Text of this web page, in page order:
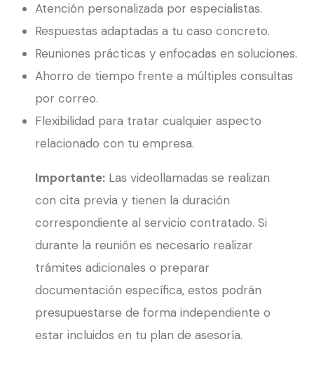
Atención personalizada por especialistas.
Respuestas adaptadas a tu caso concreto.
Reuniones prácticas y enfocadas en soluciones.
Ahorro de tiempo frente a múltiples consultas
por correo.
Flexibilidad para tratar cualquier aspecto
relacionado con tu empresa.
Importante: Las videollamadas se realizan
con cita previa y tienen la duración
correspondiente al servicio contratado. Si
durante la reunión es necesario realizar
trámites adicionales o preparar
documentación específica, estos podrán
presupuestarse de forma independiente o
estar incluidos en tu plan de asesoría.